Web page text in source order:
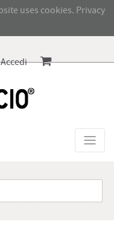
uses cookies. Privacy